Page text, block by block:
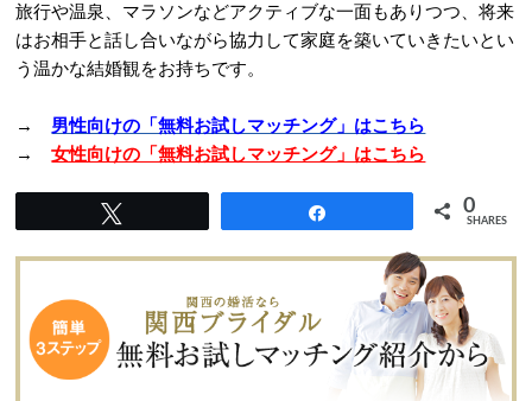
旅行や温泉、マラソンなどアクティブな一面もありつつ、将来
はお相手と話し合いながら協力して家庭を築いていきたいとい
う温かな結婚観をお持ちです。
→ 男性向けの「無料お試しマッチング」はこちら
→女性向けの「無料お試しマッチング」はこちら
0
SHARES